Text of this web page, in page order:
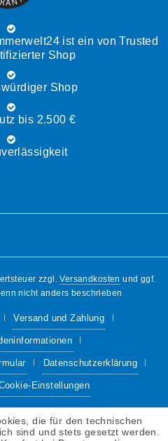
ist ein von Trusted
Shop
Shop
bis 2.500 €
zzgl.Versandkosten und ggf.
nicht anders beschrieben
Versand und Zahlung
Datenschutzerklärung
Einstellungen
die für den technischen
sind und stets gesetzt werden.